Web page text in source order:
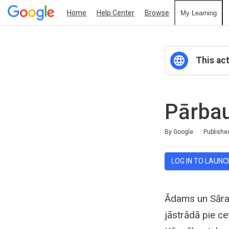
Home Help Center Browse My Learning
This
By Google
LOG IN TO
Ādams un
jāstrādā pie